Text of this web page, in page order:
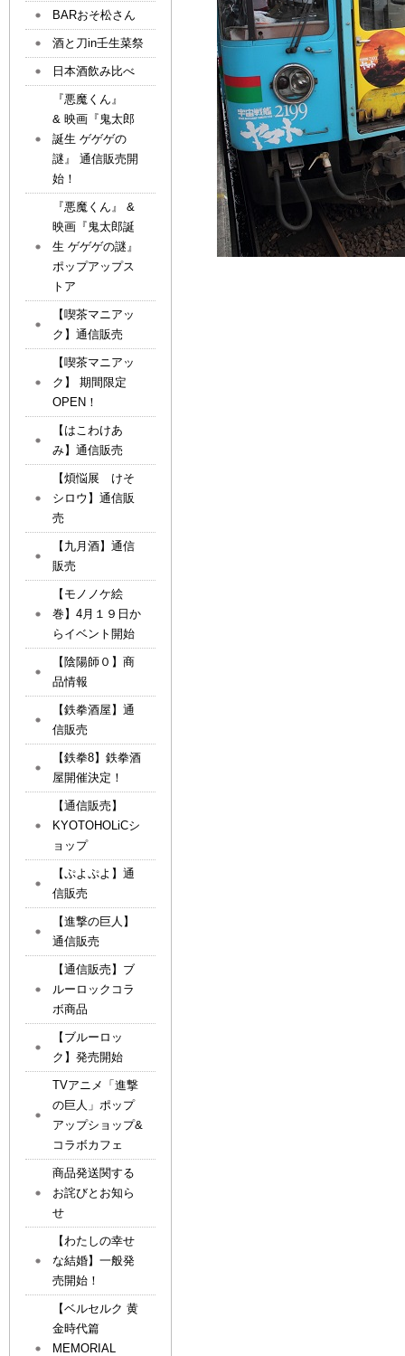
BARおそ松さん
酒と刀in壬生菜祭
日本酒飲み比べ
『悪魔くん』
& 映画『鬼太郎
誕生 ゲゲゲの
謎』 通信販売開
始！
『悪魔くん』 &
映画『鬼太郎誕
生 ゲゲゲの謎』
ポップアップス
トア
【喫茶マニアッ
ク】通信販売
【喫茶マニアッ
ク】 期間限定
OPEN！
【はこわけあ
み】通信販売
【煩悩展 けそ
シロウ】通信販
売
【九月酒】通信
販売
【モノノケ絵
巻】4月１９日か
らイベント開始
【陰陽師０】商
品情報
【鉄拳酒屋】通
信販売
【鉄拳8】鉄拳酒
屋開催決定！
【通信販売】
KYOTOHOLiCシ
ョップ
【ぷよぷよ】通
信販売
【進撃の巨人】
通信販売
【通信販売】ブ
ルーロックコラ
ボ商品
【ブルーロッ
ク】発売開始
TVアニメ「進撃
の巨人」ポップ
アップショップ&
コラボカフェ
商品発送関する
お詫びとお知ら
せ
【わたしの幸せ
な結婚】一般発
売開始！
【ベルセルク 黄
金時代篇
MEMORIAL